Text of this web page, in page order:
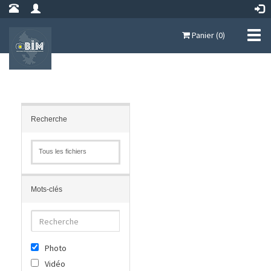
Panier (0)
Recherche
Tous les fichiers
Mots-clés
Photo
Vidéo